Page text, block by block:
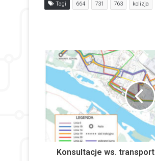
Tagi 664 731 763 kolizja
Konsultacje ws.